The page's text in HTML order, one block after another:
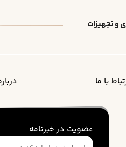
و تجهیزات
با ما
عضویت در خبرنامه